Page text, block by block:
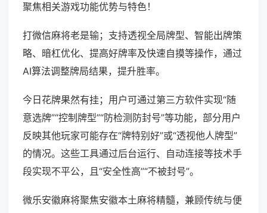
聚焦相关游戏功能优势与特色！
打微信麻将老是输；支持透视全局牌型、智能出牌策
略、暗杠优化、提高好牌率及快速自摸等操作，通过
AI算法调整牌局结果，提升胜率。
今日花牌果然有挂；用户可通过第三方软件实现“随
意选牌”“控制牌型”“防检测防封号”等功能，部分用户
反映其他玩家可能存在“牌特别好”或“透视他人牌型”
的情况。这些工具通过后台运行、自动连接等技术手
段实现不平公，且“安全性高”“不被封号”。
微乐安徽麻将聚焦安徽本土麻将精髓，兼顾传统与便